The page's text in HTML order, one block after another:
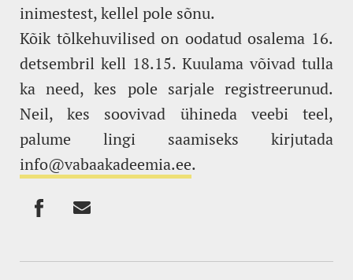
inimestest, kellel pole sõnu.
Kõik tõlkehuvilised on oodatud osalema 16.
detsembril kell 18.15. Kuulama võivad tulla
ka need, kes pole sarjale registreerunud.
Neil, kes soovivad ühineda veebi teel,
palume lingi saamiseks kirjutada
info@vabaakadeemia.ee.